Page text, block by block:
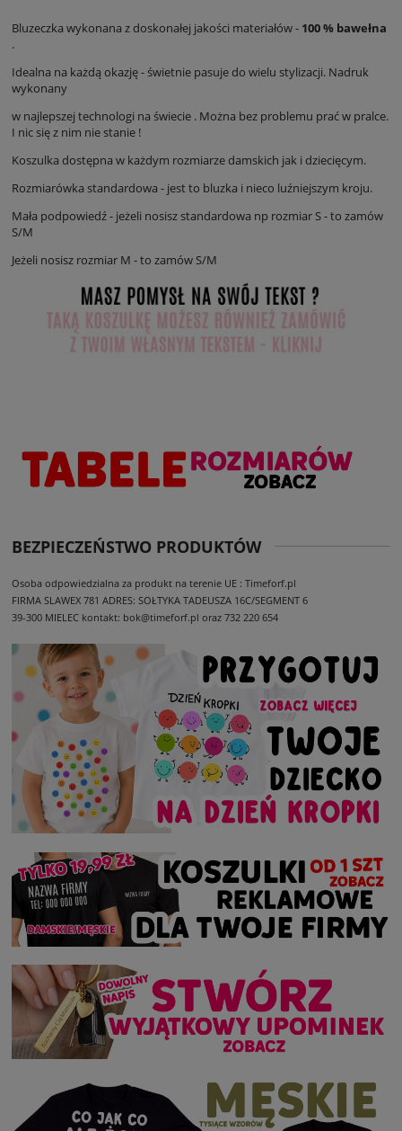
Bluzeczka wykonana z doskonałej jakości materiałów - 100 % bawełna
.
Idealna na każdą okazję - świetnie pasuje do wielu stylizacji. Nadruk
wykonany
w najlepszej technologi na świecie . Można bez problemu prać w pralce.
I nic się z nim nie stanie !
Koszulka dostępna w każdym rozmiarze damskich jak i dziecięcym.
Rozmiarówka standardowa - jest to bluzka i nieco luźniejszym kroju.
Mała podpowiedź - jeżeli nosisz standardowa np rozmiar S - to zamów
S/M
Jeżeli nosisz rozmiar M - to zamów S/M
BEZPIECZEŃSTWO PRODUKTÓW
Osoba odpowiedzialna za produkt na terenie UE : Timeforf.pl
FIRMA SLAWEX 781 ADRES: SOŁTYKA TADEUSZA 16C/SEGMENT 6
39-300 MIELEC kontakt: bok@timeforf.pl oraz 732 220 654